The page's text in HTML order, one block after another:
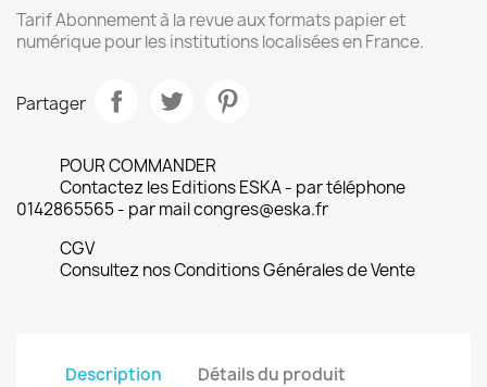
Tarif Abonnement à la revue aux formats papier et
numérique pour les institutions localisées en France.
Partager
POUR COMMANDER
Contactez les Editions ESKA - par téléphone
0142865565 - par mail congres@eska.fr
CGV
Consultez nos Conditions Générales de Vente
Description Détails du produit